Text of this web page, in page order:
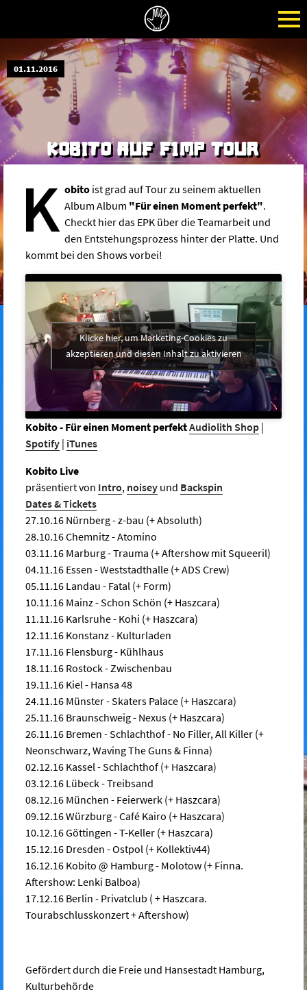
01.11.2016
KOBITO AUF F1MP TOUR
K obito ist grad auf Tour zu seinem aktuellen
Album Album "Für einen Moment perfekt".
Checkt hier das EPK über die Teamarbeit und
den Entstehungsprozess hinter der Platte. Und
kommt bei den Shows vorbei!
Klicke hier, um Marketing-Cookies zu
akzeptieren und diesen Inhalt zu aktivieren
Kobito - Für einen Moment perfektAudiolith Shop |
Spotify | iTunes
Kobito Live
präsentiert von Intro, noisey und Backspin
Dates & Tickets
27.10.16 Nürnberg - z-bau (+ Absoluth)
28.10.16 Chemnitz - Atomino
03.11.16 Marburg - Trauma (+ Aftershow mit Squeeril)
04.11.16 Essen - Weststadthalle (+ ADS Crew)
05.11.16 Landau - Fatal (+ Form)
10.11.16 Mainz - Schon Schön (+ Haszcara)
11.11.16 Karlsruhe - Kohi (+ Haszcara)
12.11.16 Konstanz - Kulturladen
17.11.16 Flensburg - Kühlhaus
18.11.16 Rostock - Zwischenbau
19.11.16 Kiel - Hansa 48
24.11.16 Münster - Skaters Palace (+ Haszcara)
25.11.16 Braunschweig - Nexus (+ Haszcara)
26.11.16 Bremen - Schlachthof - No Filler, All Killer (+
Neonschwarz, Waving The Guns & Finna)
02.12.16 Kassel - Schlachthof (+ Haszcara)
03.12.16 Lübeck - Treibsand
08.12.16 München - Feierwerk (+ Haszcara)
09.12.16 Würzburg - Café Kairo (+ Haszcara)
10.12.16 Göttingen - T-Keller (+ Haszcara)
15.12.16 Dresden - Ostpol (+ Kollektiv44)
16.12.16 Kobito @ Hamburg - Molotow (+ Finna.
Aftershow: Lenki Balboa)
17.12.16 Berlin - Privatclub ( + Haszcara.
Tourabschlusskonzert + Aftershow)
Gefördert durch die Freie und Hansestadt Hamburg,
Kulturbehörde